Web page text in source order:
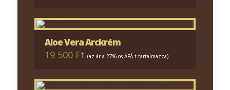
Aloe Vera Arckrém
19 500 Ft (az ár a 27%-os ÁFÁ-t tartalmazza)